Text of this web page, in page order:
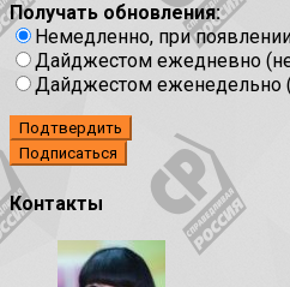
Получать обновления:
Немедленно, при
Дайджестом ежедневно
Дайджестом еженедельно
Подтвердить
Контакты